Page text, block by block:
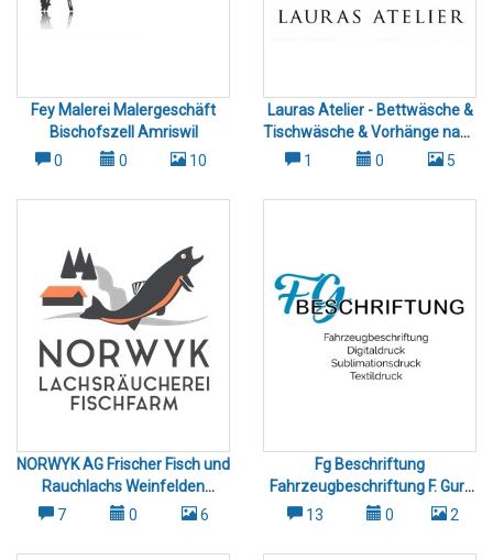
Fey Malerei Malergeschäft
Bischofszell Amriswil
0
0 10
Lauras Atelier - Bettwäsche &
Tischwäsche & Vorhänge nach
Mass Frauenfeld u. Umgebung
1 0 5
NORWYK AG Frischer Fisch und
Rauchlachs Weinfelden
Thurgau
7 0 6
Fg Beschriftung
Fahrzeugbeschriftung F. Gurt
Weinfelden Münchwilen
13 0 2